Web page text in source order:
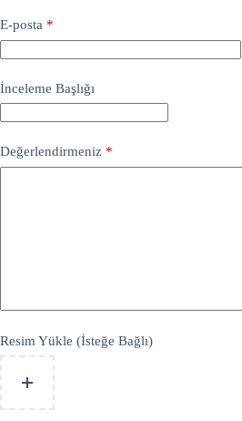
E-posta *
İnceleme Başlığı
Değerlendirmeniz *
Resim Yükle (İsteğe Bağlı)